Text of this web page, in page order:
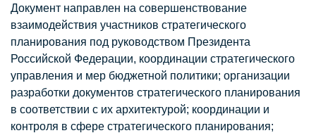
Документ направлен на совершенствование
взаимодействия участников стратегического
планирования под руководством Президента
Российской Федерации, координации стратегического
управления и мер бюджетной политики; организации
разработки документов стратегического планирования
в соответствии с их архитектурой; координации и
контроля в сфере стратегического планирования;